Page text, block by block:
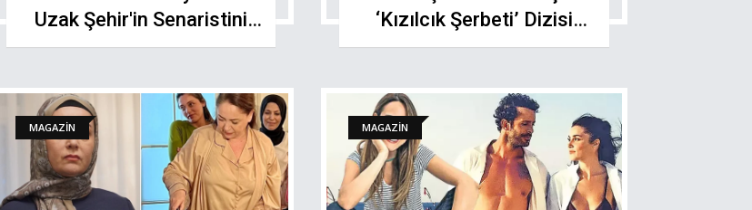
Uzak Şehir'in Senaristini
Aramış: “Bunları Öpüştür”
‘Kızılcık Şerbeti’ Dizisi
Yeniden Yazılıyor
MAGAZİN MAGAZİN